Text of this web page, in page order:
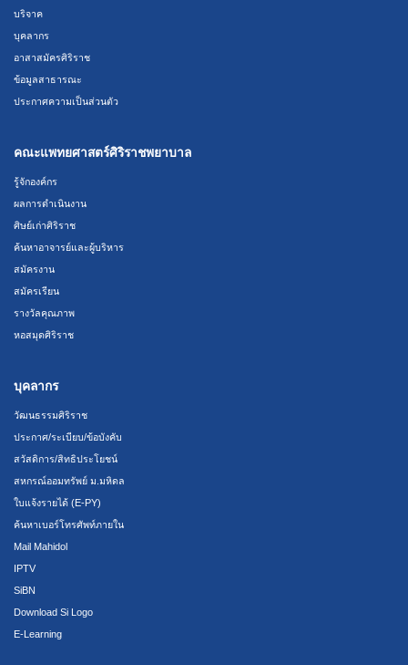
บริจาค
บุคลากร
อาสาสมัครศิริราช
ข้อมูลสาธารณะ
ประกาศความเป็นส่วนตัว
คณะแพทยศาสตร์ศิริราชพยาบาล
รู้จักองค์กร
ผลการดำเนินงาน
ศิษย์เก่าศิริราช
ค้นหาอาจารย์และผู้บริหาร
สมัครงาน
สมัครเรียน
รางวัลคุณภาพ
หอสมุดศิริราช
บุคลากร
วัฒนธรรมศิริราช
ประกาศ/ระเบียบ/ข้อบังคับ
สวัสดิการ/สิทธิประโยชน์
สหกรณ์ออมทรัพย์ ม.มหิดล
ใบแจ้งรายได้ (E-PY)
ค้นหาเบอร์โทรศัพท์ภายใน
Mail Mahidol
IPTV
SiBN
Download Si Logo
E-Learning